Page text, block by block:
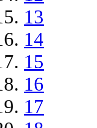
13
14
15
16
17